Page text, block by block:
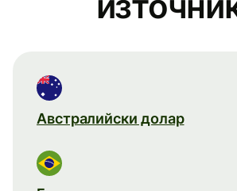
Австралийски долар